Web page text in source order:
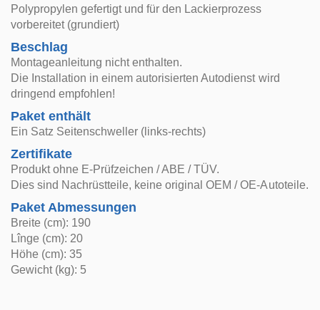
Polypropylen gefertigt und für den Lackierprozess
vorbereitet (grundiert)
Beschlag
Montageanleitung nicht enthalten.
Die Installation in einem autorisierten Autodienst wird
dringend empfohlen!
Paket enthält
Ein Satz Seitenschweller (links-rechts)
Zertifikate
Produkt ohne E-Prüfzeichen / ABE / TÜV.
Dies sind Nachrüstteile, keine original OEM / OE-Autoteile.
Paket Abmessungen
Breite (cm): 190
Lînge (cm): 20
Höhe (cm): 35
Gewicht (kg): 5